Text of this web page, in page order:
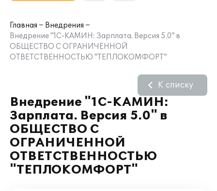
Главная
Внедрения
Внедрение "1С-КАМИН: Зарплата. Версия 5.0" в
ОБЩЕСТВО С ОГРАНИЧЕННОЙ
ОТВЕТСТВЕННОСТЬЮ "ТЕПЛОКОМФОРТ"
Внедрение "1С-КАМИН:
Зарплата. Версия 5.0" в
ОБЩЕСТВО С
ОГРАНИЧЕННОЙ
ОТВЕТСТВЕННОСТЬЮ
"ТЕПЛОКОМФОРТ"
К списку